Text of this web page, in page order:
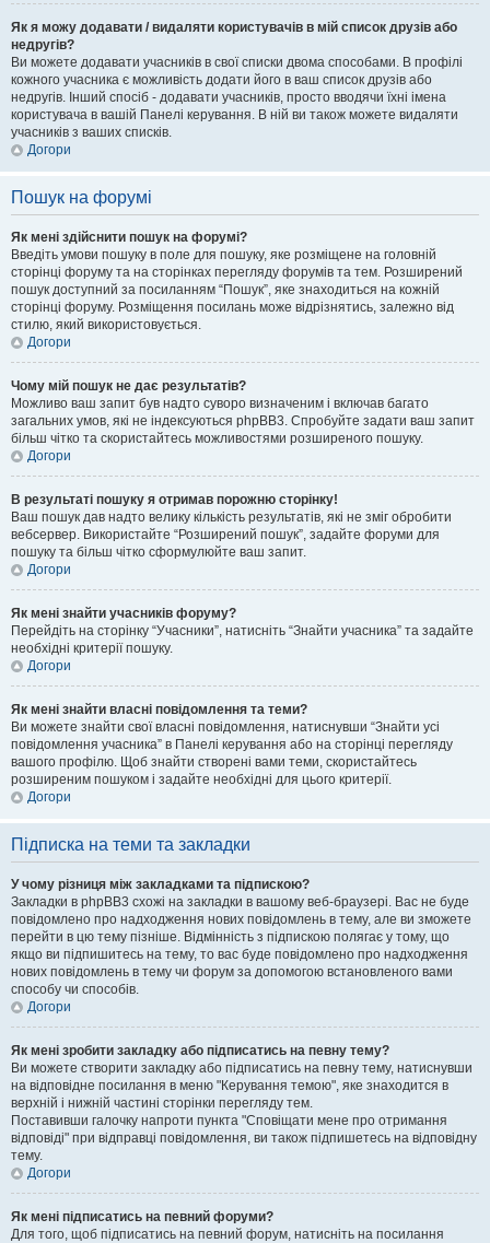
Як я можу додавати / видаляти користувачів в мій список друзів або
недругів?
Ви можете додавати учасників в свої списки двома способами. В профілі
кожного учасника є можливість додати його в ваш список друзів або
недругів. Інший спосіб - додавати учасників, просто вводячи їхні імена
користувача в вашій Панелі керування. В ній ви також можете видаляти
учасників з ваших списків.
Догори
Пошук на форумі
Як мені здійснити пошук на форумі?
Введіть умови пошуку в поле для пошуку, яке розміщене на головній
сторінці форуму та на сторінках перегляду форумів та тем. Розширений
пошук доступний за посиланням “Пошук”, яке знаходиться на кожній
сторінці форуму. Розміщення посилань може відрізнятись, залежно від
стилю, який використовується.
Догори
Чому мій пошук не дає результатів?
Можливо ваш запит був надто суворо визначеним і включав багато
загальних умов, які не індексуються phpBB3. Спробуйте задати ваш запит
більш чітко та скористайтесь можливостями розширеного пошуку.
Догори
В результаті пошуку я отримав порожню сторінку!
Ваш пошук дав надто велику кількість результатів, які не зміг обробити
вебсервер. Використайте “Розширений пошук”, задайте форуми для
пошуку та більш чітко сформулюйте ваш запит.
Догори
Як мені знайти учасників форуму?
Перейдіть на сторінку “Учасники”, натисніть “Знайти учасника” та задайте
необхідні критерії пошуку.
Догори
Як мені знайти власні повідомлення та теми?
Ви можете знайти свої власні повідомлення, натиснувши “Знайти усі
повідомлення учасника” в Панелі керування або на сторінці перегляду
вашого профілю. Щоб знайти створені вами теми, скористайтесь
розширеним пошуком і задайте необхідні для цього критерії.
Догори
Підписка на теми та закладки
У чому різниця між закладками та підпискою?
Закладки в phpBB3 схожі на закладки в вашому веб-браузері. Вас не буде
повідомлено про надходження нових повідомлень в тему, але ви зможете
перейти в цю тему пізніше. Відмінність з підпискою полягає у тому, що
якщо ви підпишитесь на тему, то вас буде повідомлено про надходження
нових повідомлень в тему чи форум за допомогою встановленого вами
способу чи способів.
Догори
Як мені зробити закладку або підписатись на певну тему?
Ви можете створити закладку або підписатись на певну тему, натиснувши
на відповідне посилання в меню "Керування темою", яке знаходится в
верхній і нижній частині сторінки перегляду тем.
Поставивши галочку напроти пункта "Сповіщати мене про отримання
відповіді" при відправці повідомлення, ви також підпишетесь на відповідну
тему.
Догори
Як мені підписатись на певний форуми?
Для того, щоб підписатись на певний форум, натисніть на посилання